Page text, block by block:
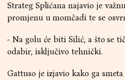
Strateg Splićana najavio je
promjenu u momčadi te se
- Na golu će biti Silić, a što se
odabir, isključivo tehnički.
Gattuso je izjavio kako ga